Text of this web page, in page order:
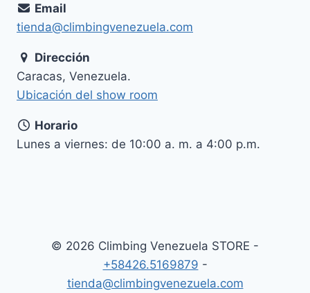
Email
tienda@climbingvenezuela.com
Dirección
Caracas, Venezuela.
Ubicación del show room
Horario
Lunes a viernes: de 10:00 a. m. a 4:00 p.m.
© 2026 Climbing Venezuela STORE -
+58426.5169879 -
tienda@climbingvenezuela.com